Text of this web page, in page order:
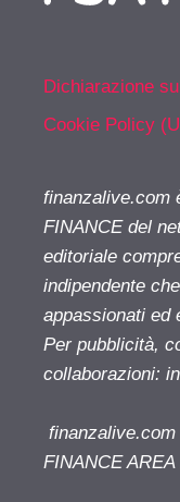
Dichiarazione
Cookie Policy
finanzalive.com
FINANCE del
editoriale
indipendente
appassionati ed
Per pubblicità,
collaborazioni:
FINANCE